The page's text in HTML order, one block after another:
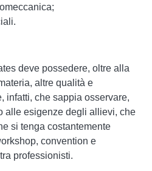
deve possedere, oltre alla
altre qualità e
infatti, che sappia osservare,
alle esigenze degli allievi, che
si tenga costantemente
convention e
professionisti.